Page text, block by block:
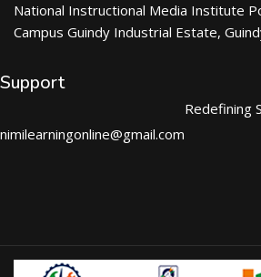
National Instructional Media Institute
Campus Guindy Industrial Estate,
Support
nimilearningonline@gmail.com
Redefining